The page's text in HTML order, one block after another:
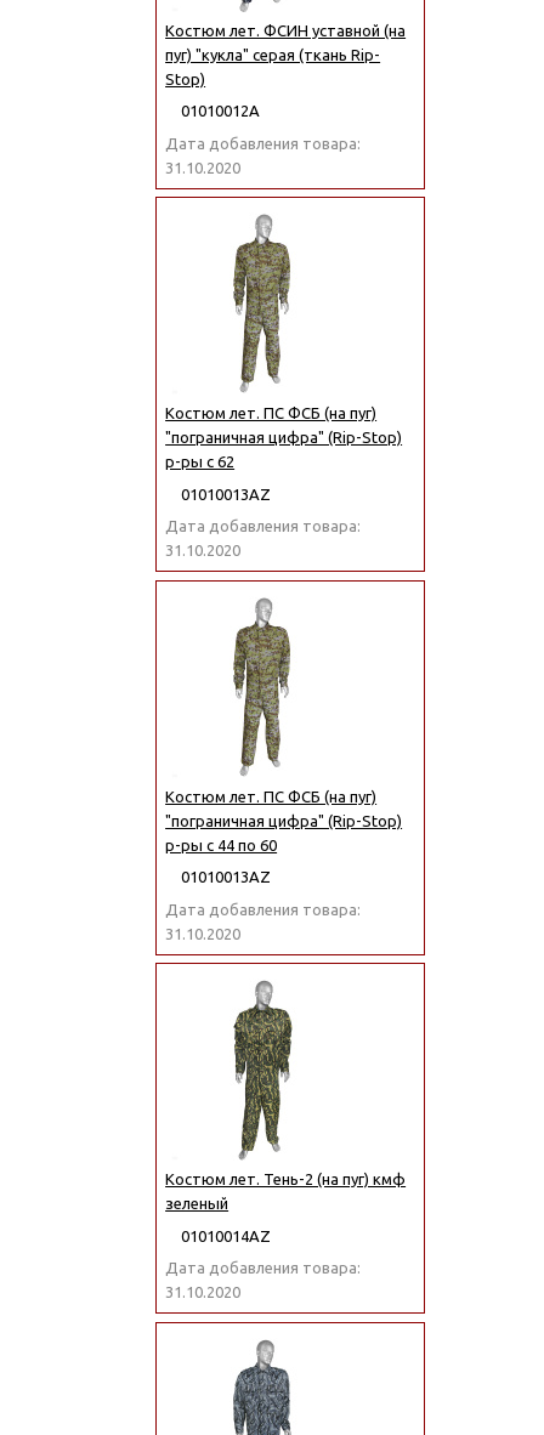
Костюм лет. ФСИН уставной (на
пуг) "кукла" серая (ткань Rip-
Stop)
01010012А
Дата добавления товара:
31.10.2020
Костюм лет. ПС ФСБ (на пуг)
"пограничная цифра" (Rip-Stop)
р-ры с 62
01010013АZ
Дата добавления товара:
31.10.2020
Костюм лет. ПС ФСБ (на пуг)
"пограничная цифра" (Rip-Stop)
р-ры с 44 по 60
01010013АZ
Дата добавления товара:
31.10.2020
Костюм лет. Тень-2 (на пуг) кмф
зеленый
01010014АZ
Дата добавления товара:
31.10.2020